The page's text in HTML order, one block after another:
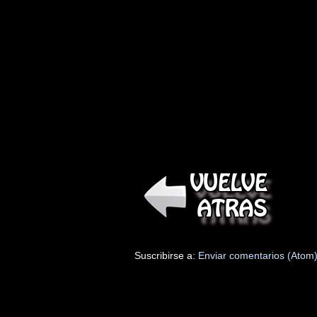
Suscribirse a: Enviar comentarios (Atom)